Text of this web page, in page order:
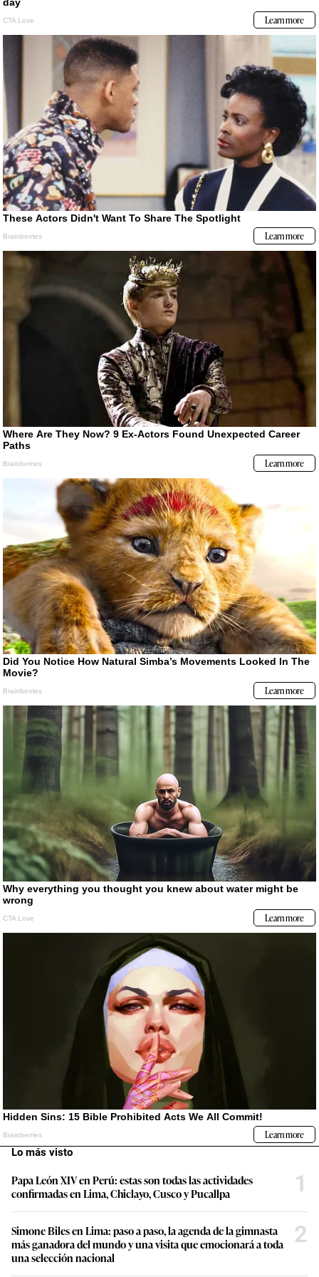
Lo más visto
Papa León XIV en Perú: estas son todas las actividades
confirmadas en Lima, Chiclayo, Cusco y Pucallpa
1
Simone Biles en Lima: paso a paso, la agenda de la gimnasta
más ganadora del mundo y una visita que emocionará a toda
una selección nacional
2